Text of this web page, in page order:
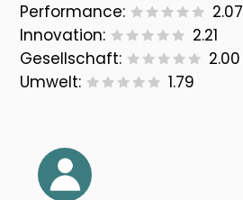
Performance:
2.07
Innovation:
2.21
Gesellschaft:
2.00
Umwelt:
1.79